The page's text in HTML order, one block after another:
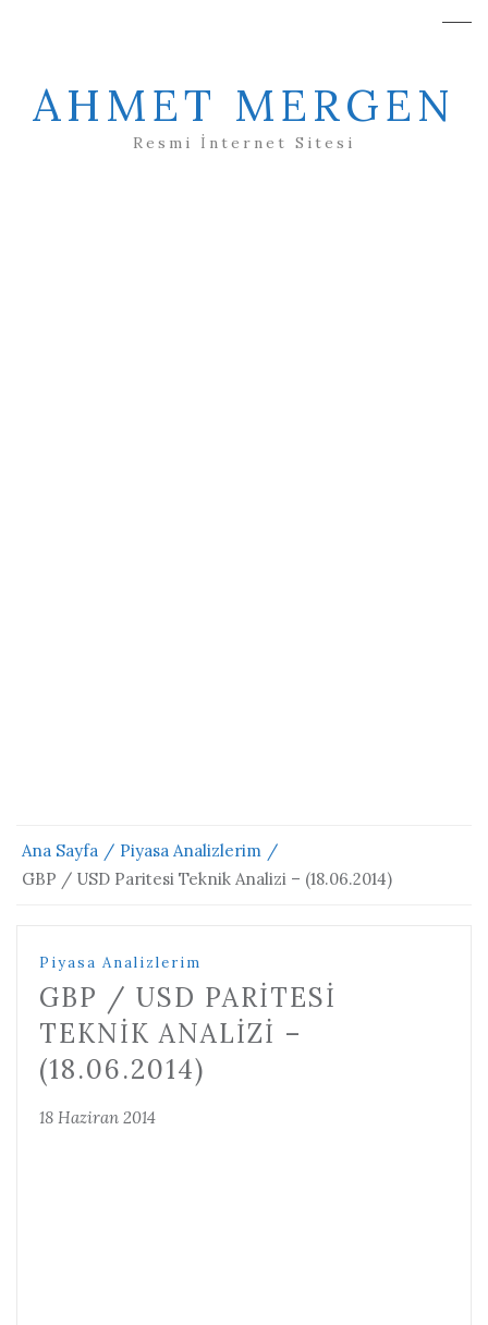
AHMET MERGEN
Resmi İnternet Sitesi
Ana Sayfa
Piyasa Analizlerim
GBP / USD Paritesi Teknik Analizi – (18.06.2014)
Piyasa Analizlerim
GBP / USD PARITESI
TEKNIK ANALIZI –
(18.06.2014)
18 Haziran 2014